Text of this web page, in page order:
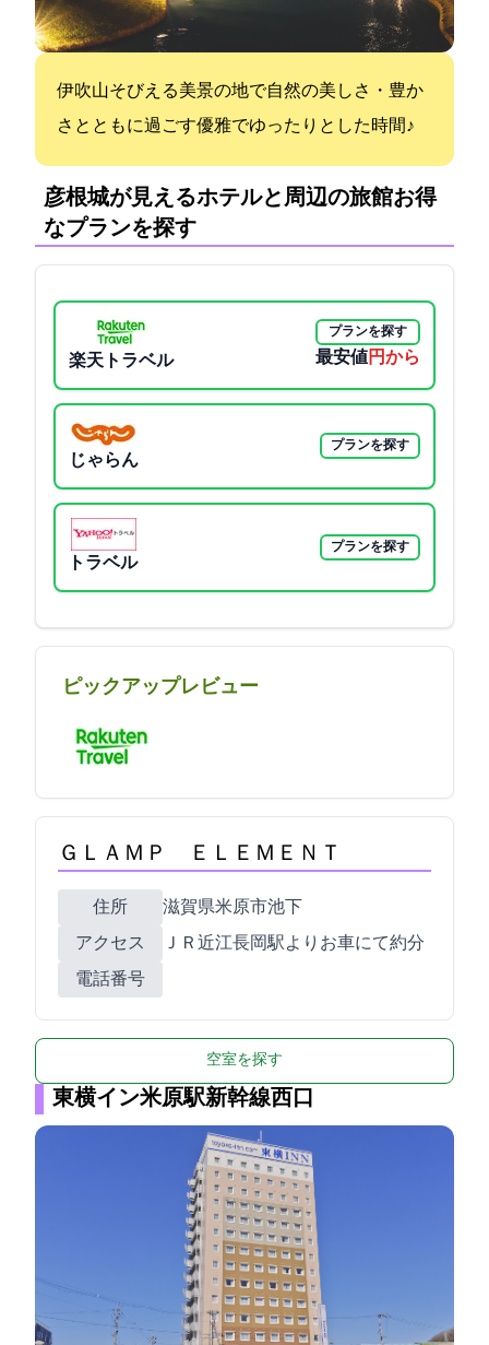
伊吹山そびえる美景の地で自然の美しさ・豊か
さとともに過ごす優雅でゆったりとした時間♪
彦根城が見えるホテルと周辺の旅館:お得
なプランを探す
楽天トラベル
プランを探す
最安値28435円から
じゃらん
プランを探す
Yahoo!トラベル
プランを探す
ピックアップレビュー
ＧＬＡＭＰ ＥＬＥＭＥＮＴ
住所
滋賀県米原市池下60-1
アクセス
ＪＲ近江長岡駅よりお車にて約5分
電話番号
空室を探す
東横イン米原駅新幹線西口